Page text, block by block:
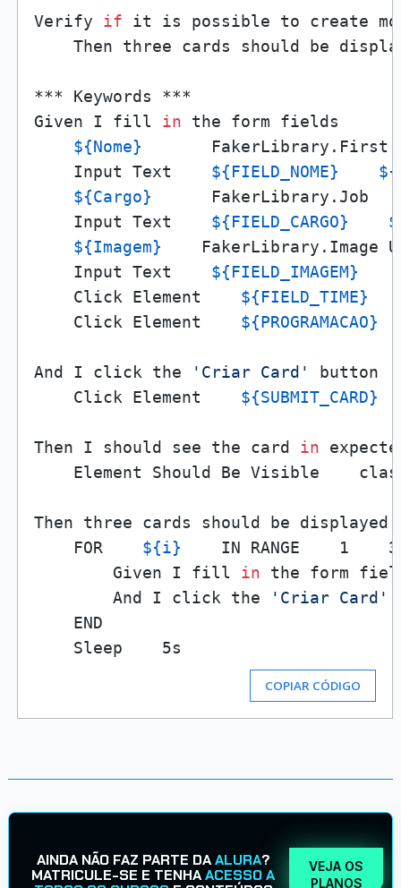
Verify if it is possible to create
Then three cards should be
*** Keywords ***
Given I fill in the form fields
${Nome}
FakerLibrary.First
${FIELD_NOME}
${Cargo}
      FakerLibrary.Job
    Input Text
${FIELD_CARGO}
${Imagem}
FakerLibrary.Image
    Input Text
${FIELD_IMAGEM}
    Click Element
${FIELD_TIME}
    Click Element
${PROGRAMACAO}
And I click the 'Criar Card'
button
    Click Element
${SUBMIT_CARD}
Then I should see the card in
Element Should Be Visible
Then three cards should be displayed
    FOR
${i}
    IN RANGE    1    3
        Given I fill
in the form
        And I click the
'Criar Card'
    END
COPIAR CÓDIGO
AINDA NÃO FAZ PARTE DAALURA?
MATRICULE-SE E TENHAACESSO A
VEJA OS
PLANOS